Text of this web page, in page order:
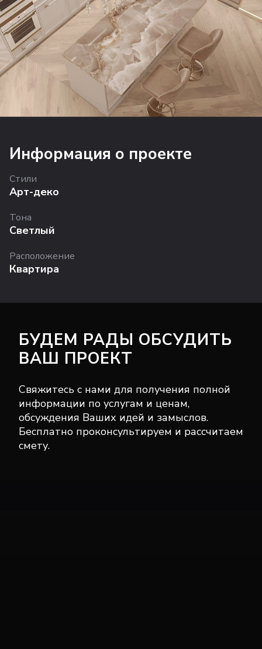
Информация о проекте
Стили
Арт-деко
Тона
Светлый
Расположение
Квартира
БУДЕМ РАДЫ ОБСУДИТЬ
ВАШ ПРОЕКТ
Свяжитесь с нами для получения полной
информации по услугам и ценам,
обсуждения Ваших идей и замыслов.
Бесплатно проконсультируем и рассчитаем
смету.